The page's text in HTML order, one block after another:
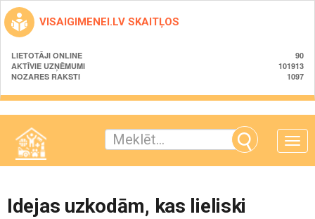
VISAIGIMENEI.LV SKAITĻOS
LIETOTĀJI ONLINE
90
AKTĪVIE UZŅĒMUMI
101913
NOZARES RAKSTI
1097
Toggle
Idejas uzkodām, kas lieliski